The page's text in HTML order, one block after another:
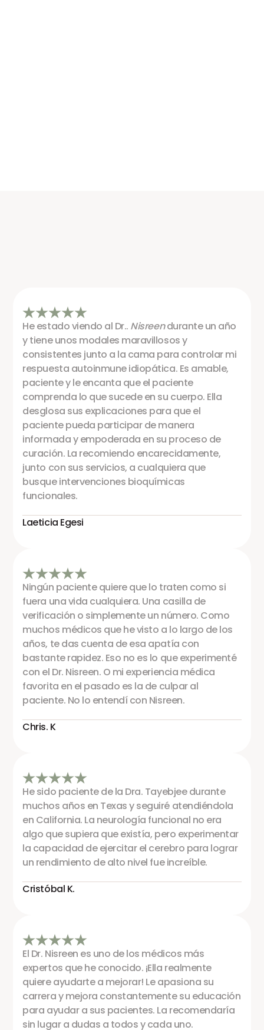
He estado viendo al Dr.. Nisreendurante un año
y tiene unos modales maravillosos y
consistentes junto a la cama para controlar mi
respuesta autoinmune idiopática. Es amable,
paciente y le encanta que el paciente
comprenda lo que sucede en su cuerpo. Ella
desglosa sus explicaciones para que el
paciente pueda participar de manera
informada y empoderada en su proceso de
curación. La recomiendo encarecidamente,
junto con sus servicios, a cualquiera que
busque intervenciones bioquímicas
funcionales.
Laeticia Egesi
Ningún paciente quiere que lo traten como si
fuera una vida cualquiera. Una casilla de
verificación o simplemente un número. Como
muchos médicos que he visto a lo largo de los
años, te das cuenta de esa apatía con
bastante rapidez. Eso no es lo que experimenté
con el Dr. Nisreen. O mi experiencia médica
favorita en el pasado es la de culpar al
paciente. No lo entendí con Nisreen.
Chris. K
He sido paciente de la Dra. Tayebjee durante
muchos años en Texas y seguiré atendiéndola
en California. La neurología funcional no era
algo que supiera que existía, pero experimentar
la capacidad de ejercitar el cerebro para lograr
un rendimiento de alto nivel fue increíble.
Cristóbal K.
El Dr. Nisreen es uno de los médicos más
expertos que he conocido. ¡Ella realmente
quiere ayudarte a mejorar! Le apasiona su
carrera y mejora constantemente su educación
para ayudar a sus pacientes. La recomendaría
sin lugar a dudas a todos y cada uno.